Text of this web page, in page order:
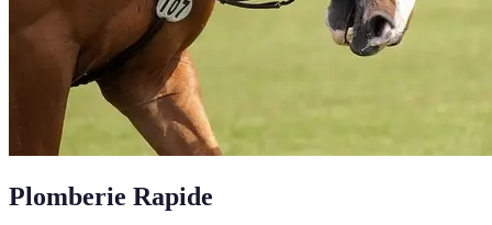
Plomberie Rapide